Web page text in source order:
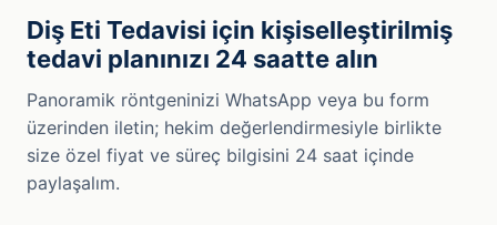
Diş Eti Tedavisi için kişiselleştirilmiş
tedavi planınızı 24 saatte alın
Panoramik röntgeninizi WhatsApp veya bu form
üzerinden iletin; hekim değerlendirmesiyle birlikte
size özel fiyat ve süreç bilgisini 24 saat içinde
paylaşalım.